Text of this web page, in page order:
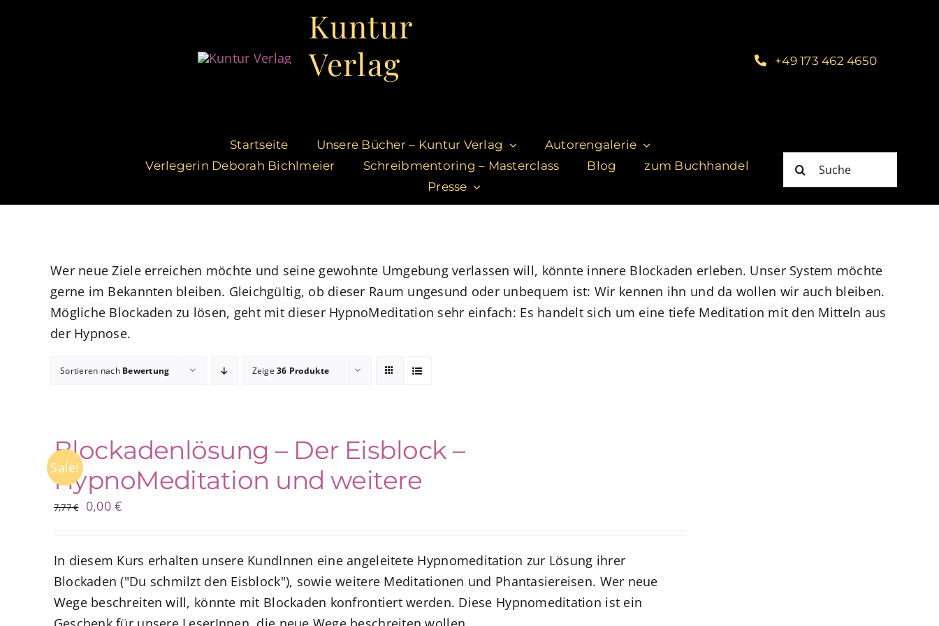
Kuntur
Verlag
+49 173 462 4650
Startseite Unsere Bücher – Kuntur Verlag
Autorengalerie
Verlegerin Deborah Bichlmeier
Schreibmentoring – Masterclass Blog
zum Buchhandel
Presse
Suche
nach:
Wer neue Ziele erreichen möchte und seine gewohnte Umgebung verlassen will, könnte innere Blockaden erleben. Unser System möchte
gerne im Bekannten bleiben. Gleichgültig, ob dieser Raum ungesund oder unbequem ist: Wir kennen ihn und da wollen wir auch bleiben.
Mögliche Blockaden zu lösen, geht mit dieser HypnoMeditation sehr einfach: Es handelt sich um eine tiefe Meditation mit den Mitteln aus
der Hypnose.
Sortieren nach Bewertung Zeige36 Produkte
Sale!
Blockadenlösung – Der Eisblock –
HypnoMeditation und weitere
7,77€
Ursprünglicher
7,77 €
0,00€Aktueller
0,00 €.
In diesem Kurs erhalten unsere KundInnen eine angeleitete Hypnomeditation zur Lösung ihrer
Blockaden ("Du schmilzt den Eisblock"), sowie weitere Meditationen und Phantasiereisen. Wer neue
Wege beschreiten will, könnte mit Blockaden konfrontiert werden. Diese Hypnomeditation ist ein